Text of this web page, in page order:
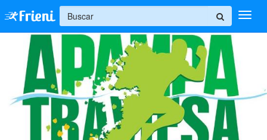
Ingresar
Inicio
Ayuda
+